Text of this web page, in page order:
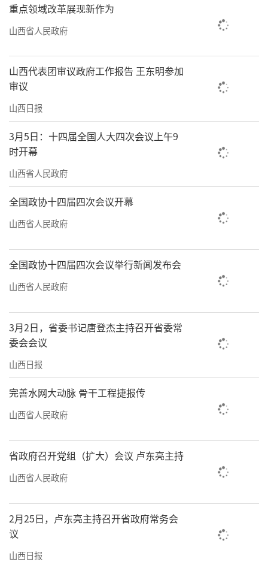
重点领域改革展现新作为
山西省人民政府
山西代表团审议政府工作报告 王东明参加
审议
山西日报
3月5日：十四届全国人大四次会议上午9
时开幕
山西省人民政府
全国政协十四届四次会议开幕
山西省人民政府
全国政协十四届四次会议举行新闻发布会
山西省人民政府
3月2日，省委书记唐登杰主持召开省委常
委会会议
山西日报
完善水网大动脉 骨干工程捷报传
山西省人民政府
省政府召开党组（扩大）会议 卢东亮主持
山西省人民政府
2月25日，卢东亮主持召开省政府常务会
议
山西日报